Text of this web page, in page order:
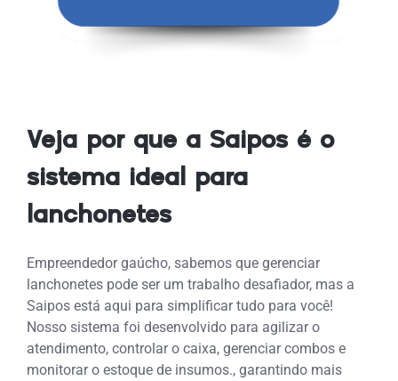
Veja por que a Saipos é o
sistema ideal para
lanchonetes
Empreendedor gaúcho, sabemos que gerenciar
lanchonetes pode ser um trabalho desafiador, mas a
Saipos está aqui para simplificar tudo para você!
Nosso sistema foi desenvolvido para agilizar o
atendimento, controlar o caixa, gerenciar combos e
monitorar o estoque de insumos., garantindo mais